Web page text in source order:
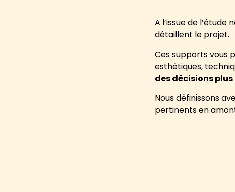
A l’issue de l’étude
détaillent le projet.
Ces supports vous
esthétiques,
des décisions
Nous définissons
pertinents en